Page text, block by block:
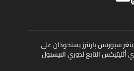
سبورتس بارتنرز يستحوذان على
التابع لدوري البيسبول